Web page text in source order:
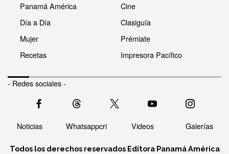
Panamá América
Día a Día
Mujer
Recetas
Cine
Clasiguía
Prémiate
Impresora Pacífico
- Redes sociales -
Noticias Whatsappcri Videos Galerías
Todos los derechos reservados Editora Panamá América